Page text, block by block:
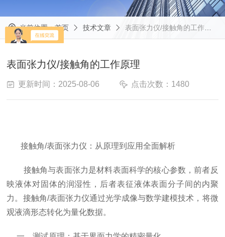
当前位置：首页 技术文章 表面张力仪/接触角的工作原理
表面张力仪/接触角的工作原理
更新时间：2025-08-06 点击次数：1480
接触角/表面张力仪：从原理到应用全面解析
接触角与表面张力是材料表面科学的核心参数，前者反
映液体对固体的润湿性，后者表征液体表面分子间的内聚
力。接触角/表面张力仪通过光学成像与数学建模技术，将微
观液滴形态转化为量化数据。